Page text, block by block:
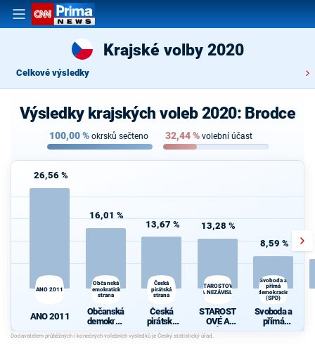
Krajské volby 2020
Celkové výsledky
Výsledky krajských voleb 2020: Brodce
100,00% okrsků sečteno 32,44% volební účast
26,56 %
ANO 2011
ANO 2011
16,01 %
Občanská
demokratická
strana
Občanská
demokrati
cká strana
13,67 %
Česká
pirátská
strana
Česká
pirátská
strana
13,28 %
STAROSTOVÉ
A NEZÁVISLÍ
STAROST
OVÉ A
NEZÁVISL
8,59 %
Svoboda a
přímá
demokracie
(SPD)
Svoboda a
přímá
demokraci